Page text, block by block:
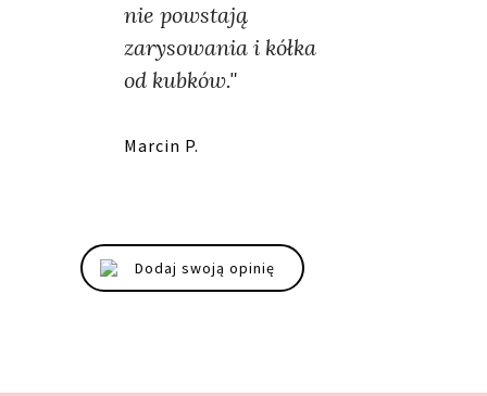
nie powstają
zarysowania i kółka
od kubków."
Marcin P.
Dodaj swoją opinię